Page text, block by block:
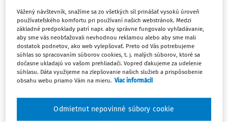
Ups, zatiaľ ste si prečítali len
začiatok...
Celý odborný obsah z tejto oblasti je
Vážený návštevník, snažíme sa zo všetkých síl prinášať vysokú úroveň
používateľského komfortu pri používaní našich webstránok. Medzi
základné predpoklady patrí napr. aby správne fungovalo vyhľadávanie,
aby sme vás neobťažovali nevhodnou reklamou alebo aby sme mali
dostatok podnetov, ako web vylepšovať. Preto od Vás potrebujeme
súhlas so spracovaním súborov cookies, t. j. malých súborov, ktoré sa
dočasne ukladajú vo vašom prehliadači. Vopred ďakujeme za udelenie
súhlasu. Dáta využijeme na zlepšovanie našich služieb a prispôsobenie
obsahu webu priamo Vám na mieru. Viac informácií
Odmietnut nepovinné súbory cookie